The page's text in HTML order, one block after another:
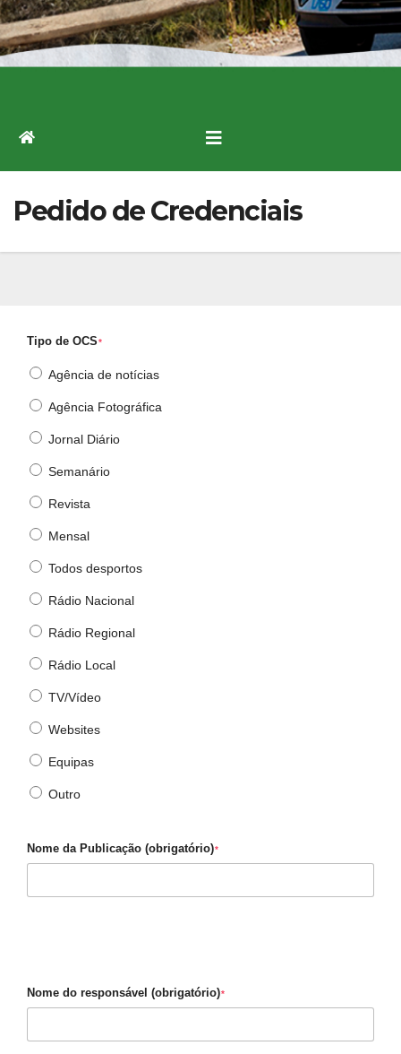
Pedido de Credenciais
Tipo de OCS*
Agência de notícias
Agência Fotográfica
Jornal Diário
Semanário
Revista
Mensal
Todos desportos
Rádio Nacional
Rádio Regional
Rádio Local
TV/Vídeo
Websites
Equipas
Outro
Nome da Publicação (obrigatório)*
Nome do responsável (obrigatório)*